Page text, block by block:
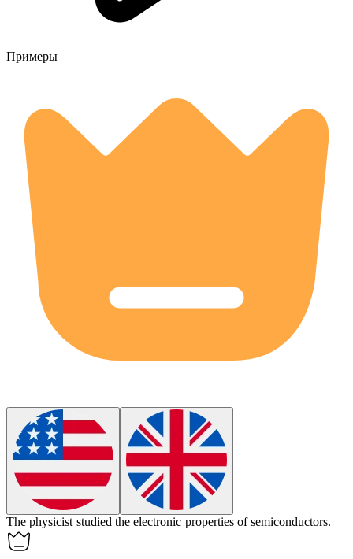
Примеры
The physicist studied theelectronic properties of semiconductors.